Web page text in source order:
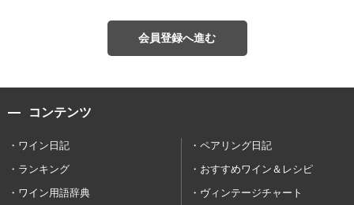
会員登録へ進む
コンテンツ
ワイン日記
ペアリング日記
ランキング
おすすめワイン＆レシピ
ワイン用語辞典
ヴィンテージチャート